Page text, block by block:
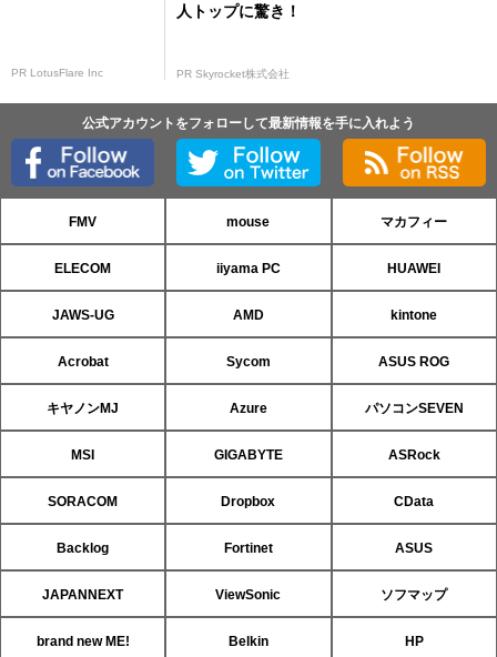
PR LotusFlare Inc
人トップに驚き！
PR Skyrocket株式会社
公式アカウントをフォローして最新情報を手に入れよう
FMV mouse マカフィー
ELECOM iiyama PC HUAWEI
JAWS-UG AMD kintone
Acrobat Sycom ASUS ROG
キヤノンMJ Azure パソコンSEVEN
MSI GIGABYTE ASRock
SORACOM Dropbox CData
Backlog Fortinet ASUS
JAPANNEXT ViewSonic ソフマップ
brand new ME! Belkin HP